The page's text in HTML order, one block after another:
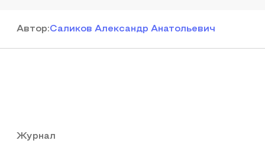
Автор:Саликов Александр Анатольевич
Журнал